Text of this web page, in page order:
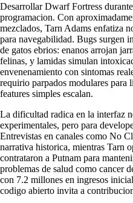
Desarrollar Dwarf Fortress
programacion. Con
mezclados, Tarn Adams enfatiza
para navegabilidad. Bugs surgen
de gatos ebrios: enanos arrojan
felinas, y lamidas simulan
envenenamiento con sintomas
requirio parpados modulares para
features simples escalan.
La dificultad radica en la interfaz
experimentales, pero para
Entrevistas en canales como No
narrativa historica, mientras Tarn
contrataron a Putnam para
problemas de salud como cancer
con 7.2 millones en ingresos
codigo abierto invita a